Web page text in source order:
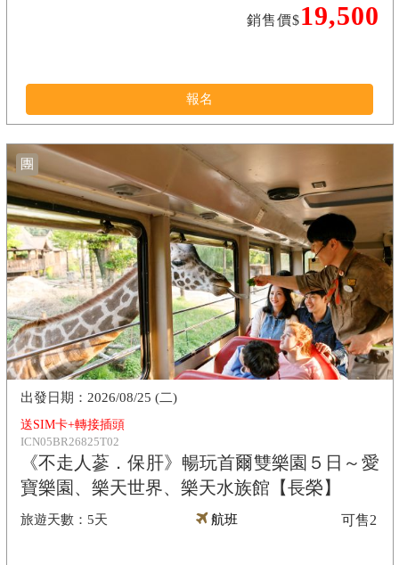
銷售價$19,500
報名
團
送SIM卡+轉接插頭
ICN05BR26825T02
《不走人蔘．保肝》暢玩首爾雙樂園５日～愛
寶樂園、樂天世界、樂天水族館【長榮】
5天
2026/08/25 (二)
航班 可售2